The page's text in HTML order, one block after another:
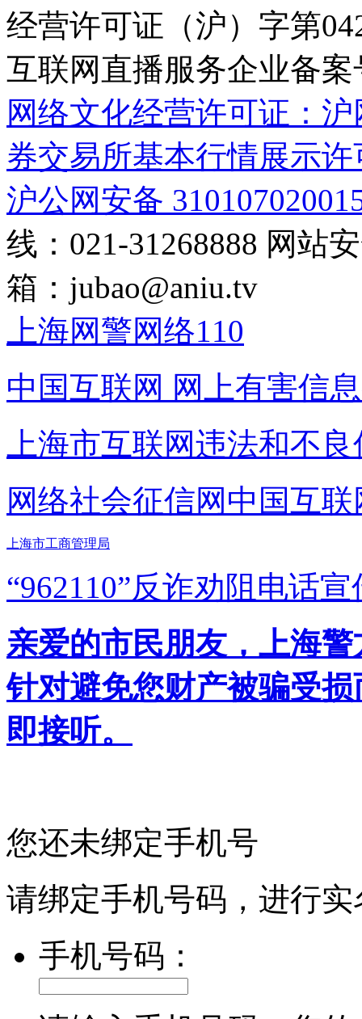
经营许可证（沪）字第
互联网直播服务企业备案
网络文化经营许可证：
券交易所基本行情展示许
沪公网安备
线：021-31268888 网站
箱： jubao@aniu.tv
上海网警网络110
中国互联网 网上有害信
上海市互联网违法和不
网络社会征信网 中国互
上海市工商管理局
“962110”反诈劝阻电话宣
亲爱的市民朋友，上海
针对避免您财产被骗受
即接听。
您还未绑定手机号
请绑定手机号码，进行
手机号码：